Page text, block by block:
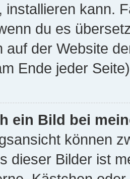
installieren kann.
du es
auf der Website
Ende jeder
ein Bild bei
können
dieser Bilder ist